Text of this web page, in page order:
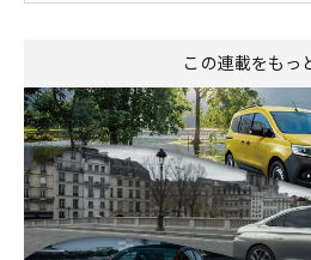
この連載をもっ